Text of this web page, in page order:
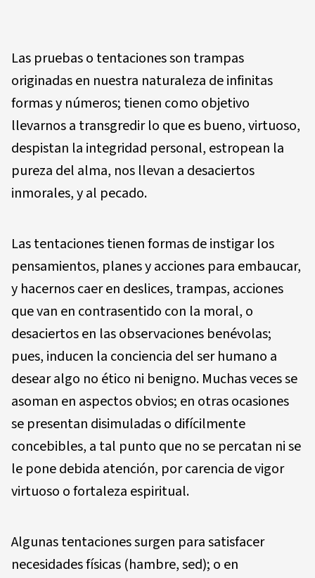
Las pruebas o tentaciones son trampas
originadas en nuestra naturaleza de infinitas
formas y números; tienen como objetivo
llevarnos a transgredir lo que es bueno, virtuoso,
despistan la integridad personal, estropean la
pureza del alma, nos llevan a desaciertos
inmorales, y al pecado.
Las tentaciones tienen formas de instigar los
pensamientos, planes y acciones para embaucar,
y hacernos caer en deslices, trampas, acciones
que van en contrasentido con la moral, o
desaciertos en las observaciones benévolas;
pues, inducen la conciencia del ser humano a
desear algo no ético ni benigno. Muchas veces se
asoman en aspectos obvios; en otras ocasiones
se presentan disimuladas o difícilmente
concebibles, a tal punto que no se percatan ni se
le pone debida atención, por carencia de vigor
virtuoso o fortaleza espiritual.
Algunas tentaciones surgen para satisfacer
necesidades físicas (hambre, sed); o en